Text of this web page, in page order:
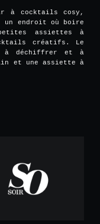
à cocktails cosy,
un endroit où boire
assiettes à
créatifs. Le
à déchiffrer et à
et une assiette à